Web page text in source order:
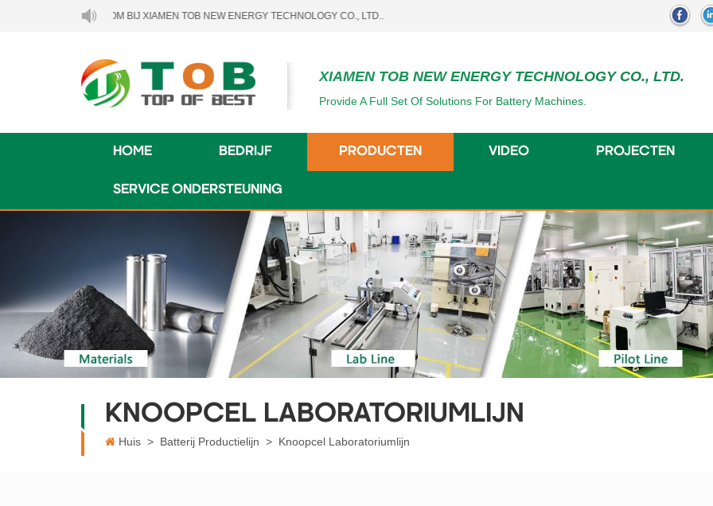
WELKOM BIJ XIAMEN TOB NEW ENERGY TECHNOLOGY CO., LTD..
XIAMEN TOB NEW ENERGY TECHNOLOGY CO., LTD.
Provide A Full Set Of Solutions For Battery Machines.
HOME BEDRIJF PRODUCTEN VIDEO PROJECTEN
SERVICE ONDERSTEUNING
KNOOPCEL LABORATORIUMLIJN
Huis > Batterij Productielijn > Knoopcel Laboratoriumlijn